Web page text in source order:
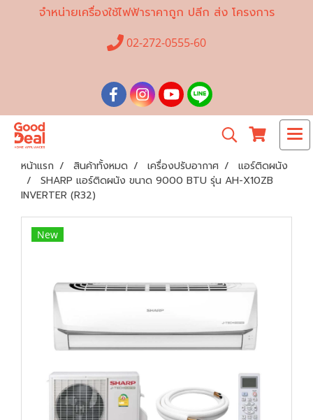
จำหน่ายเครื่องใช้ไฟฟ้าราคาถูก ปลีก ส่ง โครงการ
02-272-0555-60
หน้าแรก สินค้าทั้งหมด เครื่องปรับอากาศ
แอร์ติดผนัง
SHARP แอร์ติดผนัง ขนาด 9000 BTU รุ่น AH-X10ZB
INVERTER (R32)
New